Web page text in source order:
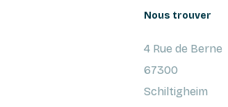
Nous trouver
4 Rue de Berne
67300
Schiltigheim